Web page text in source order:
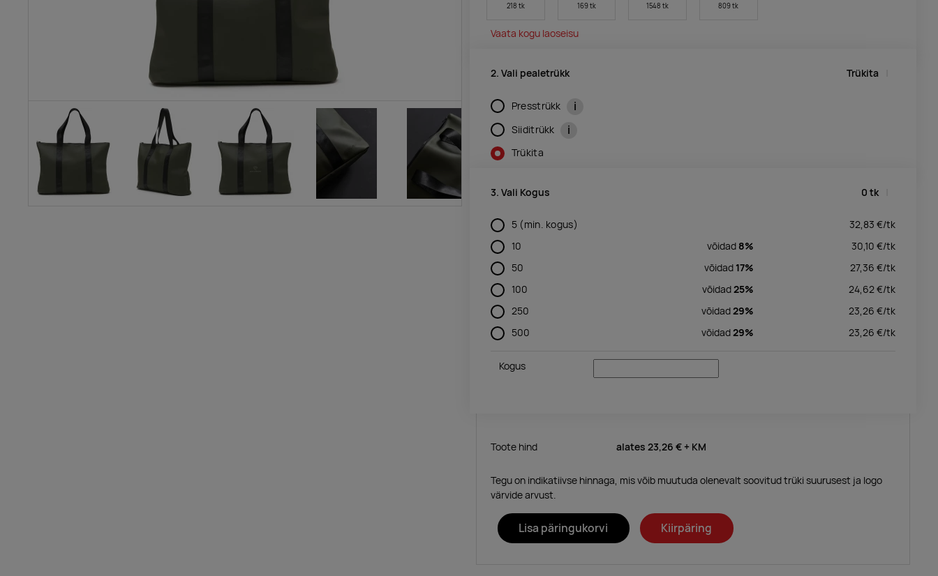
218 tk 169 tk 1548 tk 809 tk
Vaata kogu laoseisu
2. Vali pealetrükk Trükita
Presstrükk i
Siiditrükk i
Trükita
3. Vali Kogus 0 tk
5 (min. kogus) 32,83 €/tk
10
võidad 8% 30,10 €/tk
50
võidad 17% 27,36 €/tk
100
võidad25% 24,62€/tk
250
võidad29% 23,26 €/tk
500
võidad29% 23,26 €/tk
Kogus
Toote hind alates 23,26 € + KM
Tegu on indikatiivse hinnaga, mis võib muutuda olenevalt soovitud trüki suurusest ja logo
värvide arvust.
Lisa päringukorvi Kiirpäring